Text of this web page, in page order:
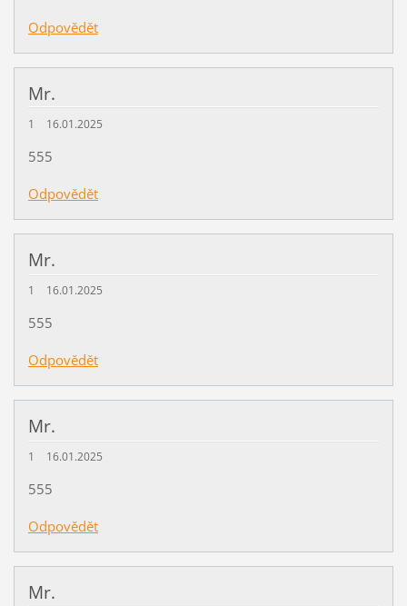
Odpovědět
Mr.
1 16.01.2025
555
Odpovědět
Mr.
1 16.01.2025
555
Odpovědět
Mr.
1 16.01.2025
555
Odpovědět
Mr.